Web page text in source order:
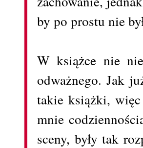
by po prostu nie
W książce nie
odważnego. Jak
takie książki,
mnie
sceny, były tak